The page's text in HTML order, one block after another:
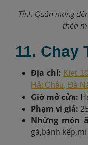
Tỉnh Quán mang
thỏa
11. Chay
Địa chỉ: Kiẹt
Hải Châu, Đà
Giờ mở cửa:
Phạm vi giá:
Những món
gà,bánh kếp,